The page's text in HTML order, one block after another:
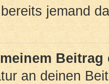
jemand
an deinen